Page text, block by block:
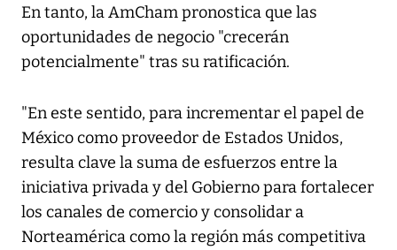
En tanto, la AmCham pronostica que las
oportunidades de negocio "crecerán
potencialmente" tras su ratificación.
"En este sentido, para incrementar el papel de
México como proveedor de Estados Unidos,
resulta clave la suma de esfuerzos entre la
iniciativa privada y del Gobierno para fortalecer
los canales de comercio y consolidar a
Norteamérica como la región más competitiva